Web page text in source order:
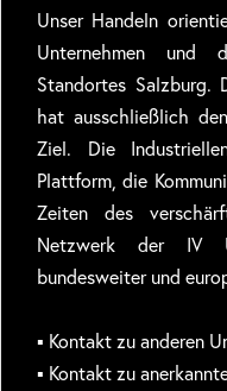
Unser Handeln
Unternehmen und
Standortes Salzburg.
hat ausschließlich
Ziel. Die
Plattform, die
Zeiten des
Netzwerk der IV
bundesweiter und
▪ Kontakt zu anderen
▪ Kontakt zu